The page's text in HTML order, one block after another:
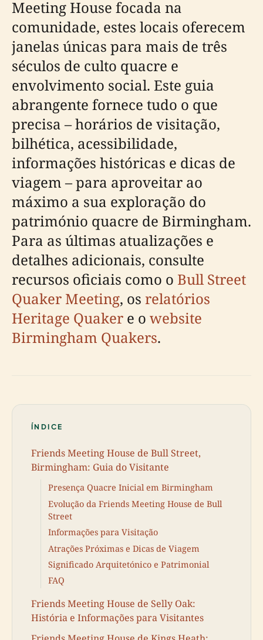
Meeting House focada na
comunidade, estes locais oferecem
janelas únicas para mais de três
séculos de culto quacre e
envolvimento social. Este guia
abrangente fornece tudo o que
precisa – horários de visitação,
bilhética, acessibilidade,
informações históricas e dicas de
viagem – para aproveitar ao
máximo a sua exploração do
património quacre de Birmingham.
Para as últimas atualizações e
detalhes adicionais, consulte
recursos oficiais como o Bull Street
Quaker Meeting, os relatórios
Heritage Quaker e o website
Birmingham Quakers.
ÍNDICE
Friends Meeting House de Bull Street,
Birmingham: Guia do Visitante
Presença Quacre Inicial em Birmingham
Evolução da Friends Meeting House de Bull
Street
Informações para Visitação
Atrações Próximas e Dicas de Viagem
Significado Arquitetónico e Patrimonial
FAQ
Friends Meeting House de Selly Oak:
História e Informações para Visitantes